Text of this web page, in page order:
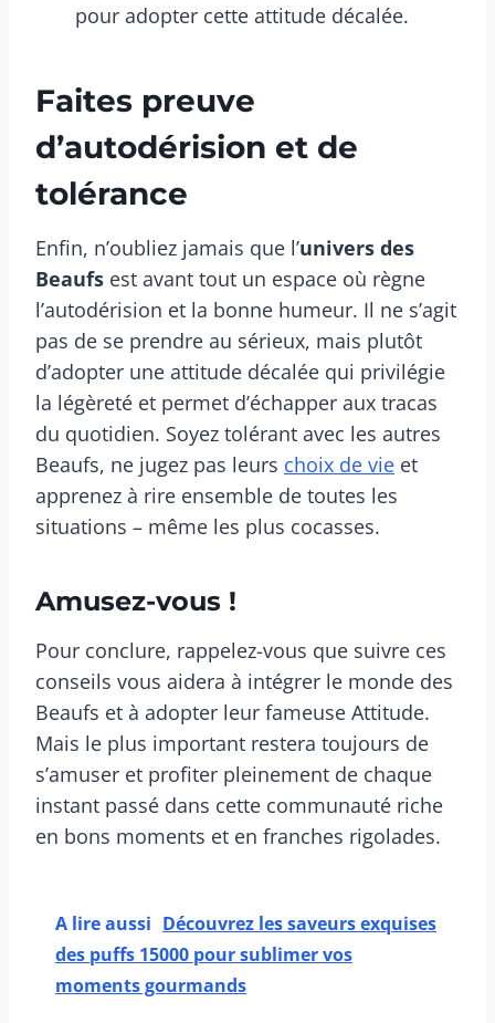
pour adopter cette attitude décalée.
Faites preuve
d’autodérision et de
tolérance
Enfin, n’oubliez jamais que l’univers des
Beaufs est avant tout un espace où règne
l’autodérision et la bonne humeur. Il ne s’agit
pas de se prendre au sérieux, mais plutôt
d’adopter une attitude décalée qui privilégie
la légèreté et permet d’échapper aux tracas
du quotidien. Soyez tolérant avec les autres
Beaufs, ne jugez pas leurs choix de vie et
apprenez à rire ensemble de toutes les
situations – même les plus cocasses.
Amusez-vous !
Pour conclure, rappelez-vous que suivre ces
conseils vous aidera à intégrer le monde des
Beaufs et à adopter leur fameuse Attitude.
Mais le plus important restera toujours de
s’amuser et profiter pleinement de chaque
instant passé dans cette communauté riche
en bons moments et en franches rigolades.
A lire aussi Découvrez les saveurs exquises
des puffs 15000 pour sublimer vos
moments gourmands